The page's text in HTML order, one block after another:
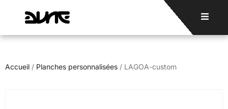
Accueil / Planches personnalisées / LAGOA-custom